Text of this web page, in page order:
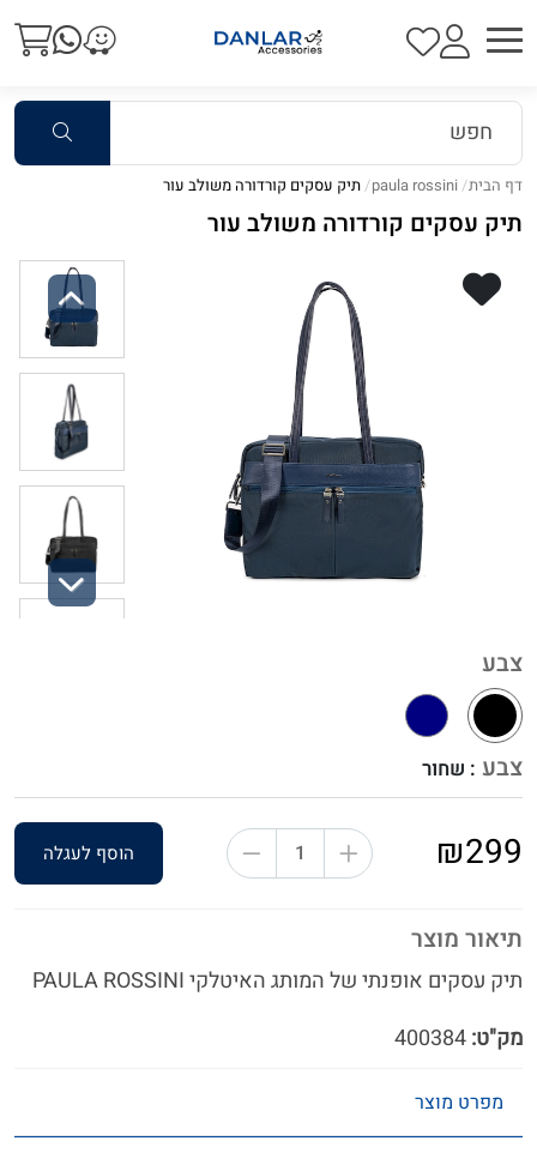
דף הבית paula rossini תיק עסקים קורדורה משולב עור
תיק עסקים קורדורה משולב עור
תיאור מוצר
תיק עסקים אופנתי של המותג האיטלקי PAULA ROSSINI
מק"ט:
צבע
צבע : שחור
₪299 הוסף לעגלה
מפרט מוצר
Previous
Next